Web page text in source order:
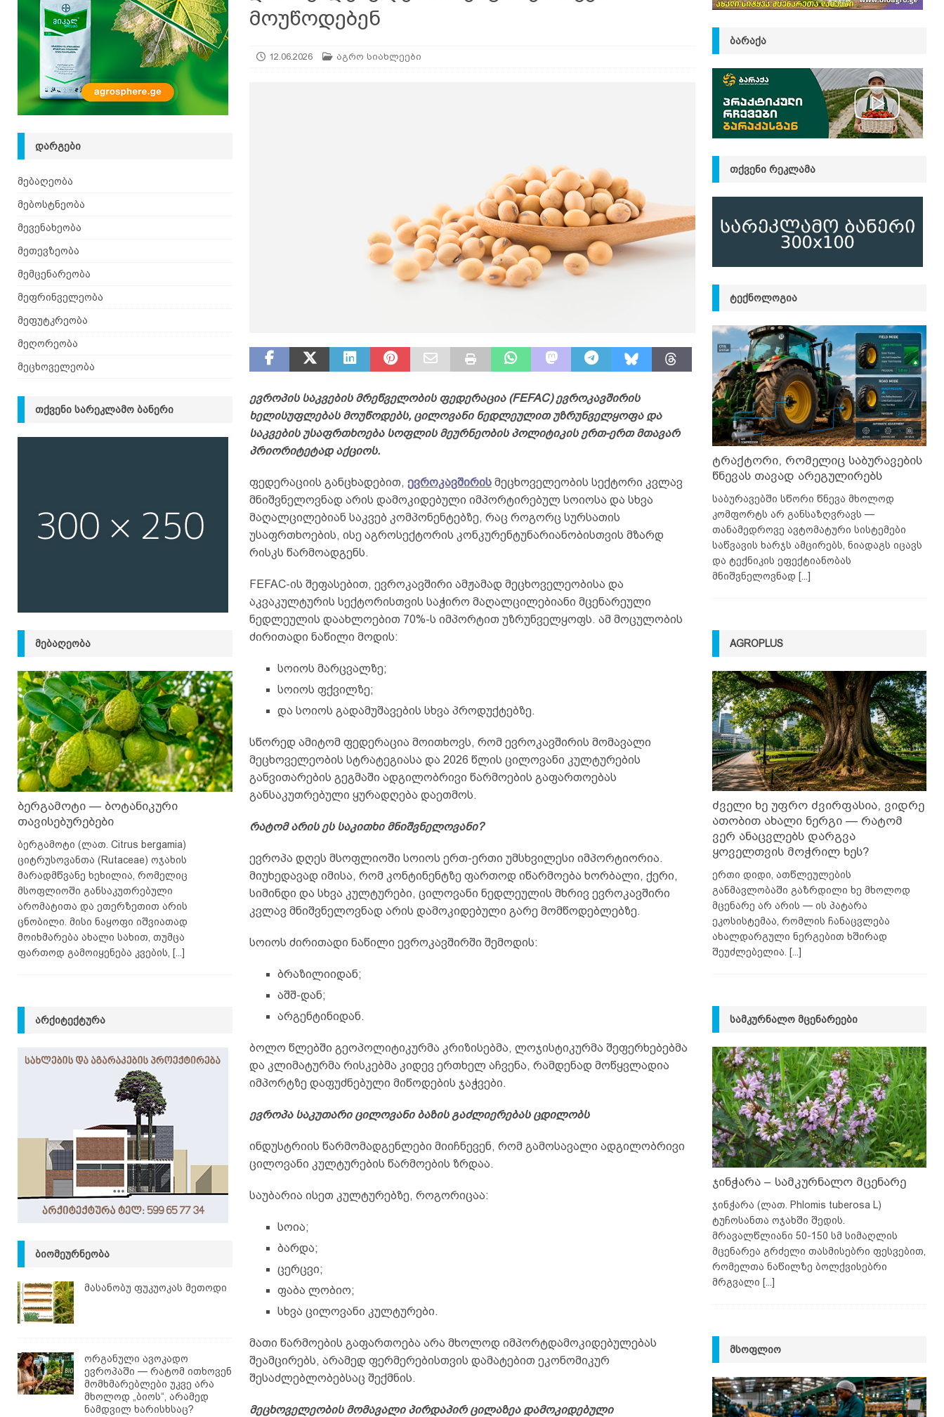
მოუწოდებენ
12.06.2026 აგრო სიახლეები
ევროპის საკვების მრეწველობის ფედერაცია (FEFAC) ევროკავშირის
ხელისუფლებას მოუწოდებს, ცილოვანი ნედლეულით უზრუნველყოფა და
საკვების უსაფრთხოება სოფლის მეურნეობის პოლიტიკის ერთ-ერთ მთავარ
პრიორიტეტად აქციოს.
ფედერაციის განცხადებით, ევროკავშირისმეცხოველეობის სექტორი კვლავ
მნიშვნელოვნად არის დამოკიდებული იმპორტირებულ სოიოსა და სხვა
მაღალცილებიან საკვებ კომპონენტებზე, რაც როგორც სურსათის
უსაფრთხოების, ისე აგროსექტორის კონკურენტუნარიანობისთვის მზარდ
რისკს წარმოადგენს.
FEFAC-ის შეფასებით, ევროკავშირი ამჟამად მეცხოველეობისა და
აკვაკულტურის სექტორისთვის საჭირო მაღალცილებიანი მცენარეული
ნედლეულის დაახლოებით 70%-ს იმპორტით უზრუნველყოფს. ამ მოცულობის
ძირითადი ნაწილი მოდის:
სოიოს მარცვალზე;
სოიოს ფქვილზე;
და სოიოს გადამუშავების სხვა პროდუქტებზე.
სწორედ ამიტომ ფედერაცია მოითხოვს, რომ ევროკავშირის მომავალი
მეცხოველეობის სტრატეგიასა და 2026 წლის ცილოვანი კულტურების
განვითარების გეგმაში ადგილობრივი წარმოების გაფართოებას
განსაკუთრებული ყურადღება დაეთმოს.
რატომ არის ეს საკითხი მნიშვნელოვანი?
ევროპა დღეს მსოფლიოში სოიოს ერთ-ერთი უმსხვილესი იმპორტიორია.
მიუხედავად იმისა, რომ კონტინენტზე ფართოდ იწარმოება ხორბალი, ქერი,
სიმინდი და სხვა კულტურები, ცილოვანი ნედლეულის მხრივ ევროკავშირი
კვლავ მნიშვნელოვნად არის დამოკიდებული გარე მომწოდებლებზე.
სოიოს ძირითადი ნაწილი ევროკავშირში შემოდის:
ბრაზილიიდან;
აშშ-დან;
არგენტინიდან.
ბოლო წლებში გეოპოლიტიკურმა კრიზისებმა, ლოჯისტიკურმა შეფერხებებმა
და კლიმატურმა რისკებმა კიდევ ერთხელ აჩვენა, რამდენად მოწყვლადია
იმპორტზე დაფუძნებული მიწოდების ჯაჭვები.
ევროპა საკუთარი ცილოვანი ბაზის გაძლიერებას ცდილობს
ინდუსტრიის წარმომადგენლები მიიჩნევენ, რომ გამოსავალი ადგილობრივი
ცილოვანი კულტურების წარმოების ზრდაა.
საუბარია ისეთ კულტურებზე, როგორიცაა:
სოია;
ბარდა;
ცერცვი;
ფაბა ლობიო;
სხვა ცილოვანი კულტურები.
მათი წარმოების გაფართოება არა მხოლოდ იმპორტდამოკიდებულებას
შეამცირებს, არამედ ფერმერებისთვის დამატებით ეკონომიკურ
შესაძლებლობებსაც შექმნის.
მეცხოველეობის მომავალი პირდაპირ ცილაზეა დამოკიდებული
ᲓᲐᲠᲒᲔᲑᲘ
მებაღეობა
მებოსტნეობა
მევენახეობა
მეთევზეობა
მემცენარეობა
მეფრინველეობა
მეფუტკრეობა
მეღორეობა
მეცხოველეობა
ᲗᲥᲕᲔᲜᲘ ᲡᲐᲠᲔᲙᲚᲐᲛᲝ ᲑᲐᲜᲔᲠᲘ
ᲛᲔᲑᲐᲦᲔᲝᲑᲐ
ბერგამოტი — ბოტანიკური
თავისებურებები
ბერგამოტი (ლათ. Citrus bergamia)
ციტრუსოვანთა (Rutaceae) ოჯახის
მარადმწვანე ხეხილია, რომელიც
მსოფლიოში განსაკუთრებული
არომატითა და ეთერზეთით არის
ცნობილი. მისი ნაყოფი იშვიათად
მოიხმარება ახალი სახით, თუმცა
ფართოდ გამოიყენება კვების,
[...]
ᲐᲠᲥᲘᲢᲔᲥᲢᲣᲠᲐ
ᲑᲘᲝᲛᲔᲣᲠᲜᲔᲝᲑᲐ
მასანობუ ფუკუოკას მეთოდი
ორგანული ავოკადო
ევროპაში — რატომ ითხოვენ
მომხმარებლები უკვე არა
მხოლოდ „ბიოს“, არამედ
ნამდვილ ხარისხსაც?
ᲑᲐᲠᲐᲥᲐ
ᲗᲥᲕᲔᲜᲘ ᲠᲔᲙᲚᲐᲛᲐ
ᲢᲔᲥᲜᲝᲚᲝᲒᲘᲐ
ტრაქტორი, რომელიც საბურავების
წნევას თავად არეგულირებს
საბურავებში სწორი წნევა მხოლოდ
კომფორტს არ განსაზღვრავს —
თანამედროვე ავტომატური სისტემები
საწვავის ხარჯს ამცირებს, ნიადაგს იცავს
და ტექნიკის ეფექტიანობას
მნიშვნელოვნად [...]
AGROPLUS
ძველი ხე უფრო ძვირფასია, ვიდრე
ათობით ახალი ნერგი — რატომ
ვერ ანაცვლებს დარგვა
ყოველთვის მოჭრილ ხეს?
ერთი დიდი, ათწლეულების
განმავლობაში გაზრდილი ხე მხოლოდ
მცენარე არ არის — ის პატარა
ეკოსისტემაა, რომლის ჩანაცვლება
ახალდარგული ნერგებით ხშირად
შეუძლებელია. [...]
ᲡᲐᲛᲙᲣᲠᲜᲐᲚᲝ ᲛᲪᲔᲜᲐᲠᲔᲔᲑᲘ
ჯინჭარა – სამკურნალო მცენარე
ჯინჭარა (ლათ. Phlomis tuberosa L)
ტუჩოსანთა ოჯახში შედის.
მრავალწლიანი 50-150 სმ სიმაღლის
მცენარეა გრძელი თასმისებრი ფესვებით,
რომელთა ნაწილზე ბოლქვისებრი
მრგვალი [...]
ᲛᲡᲝᲤᲚᲘᲝ